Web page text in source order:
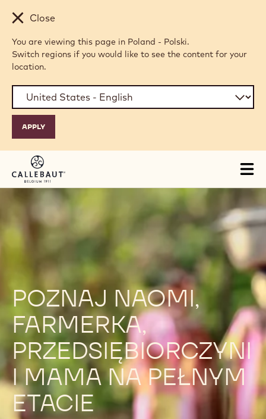
Skip to main content
Close
You are viewing this page in Poland - Polski.
Switch regions if you would like to see the content for your
location.
POZNAJ NAOMI,
FARMERKA,
PRZEDSIĘBIORCZYNI
I MAMA NA PEŁNYM
ETACIE